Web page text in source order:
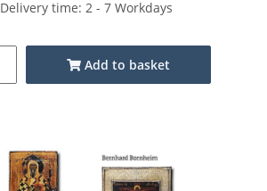
Delivery time: 2 - 7 Workdays
Add to basket